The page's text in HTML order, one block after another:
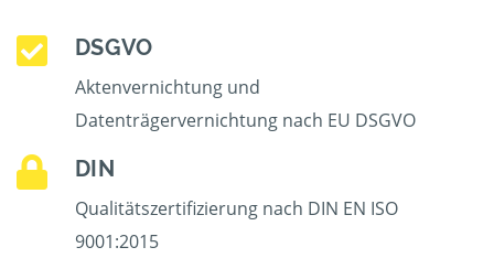
DSGVO
Aktenvernichtung und
Datenträgervernichtung nach EU DSGVO
DIN
Qualitätszertifizierung nach DIN EN ISO
9001:2015